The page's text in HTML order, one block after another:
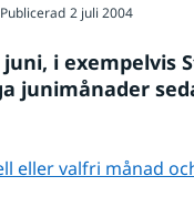
Publicerad 2 juli 2004
i exempelvis
junimånader
eller valfri månad